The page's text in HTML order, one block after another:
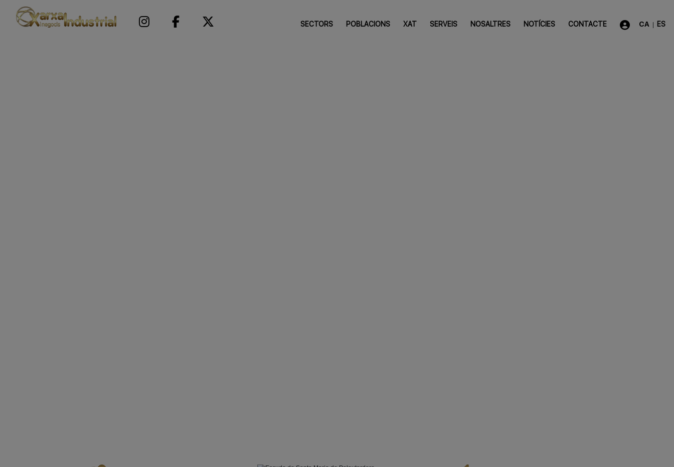
SECTORS POBLACIONS XAT SERVEIS NOSALTRES NOTÍCIES CONTACTE CA ES